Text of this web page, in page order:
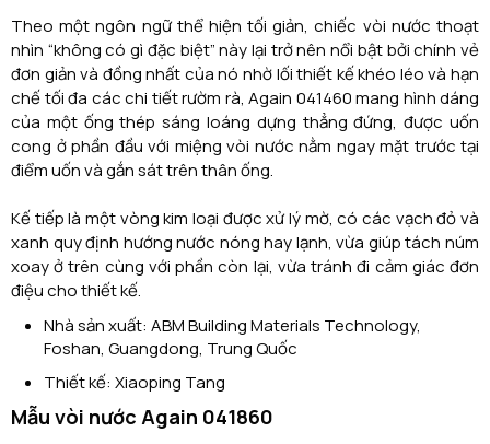
Theo một ngôn ngữ thể hiện tối giản, chiếc vòi nước thoạt
nhìn “không có gì đặc biệt” này lại trở nên nổi bật bởi chính vẻ
đơn giản và đồng nhất của nó nhờ lối thiết kế khéo léo và hạn
chế tối đa các chi tiết rườm rà, Again 041460 mang hình dáng
của một ống thép sáng loáng dựng thẳng đứng, được uốn
cong ở phần đầu với miệng vòi nước nằm ngay mặt trước tại
điểm uốn và gắn sát trên thân ống.
Kế tiếp là một vòng kim loại được xử lý mờ, có các vạch đỏ và
xanh quy định hướng nước nóng hay lạnh, vừa giúp tách núm
xoay ở trên cùng với phần còn lại, vừa tránh đi cảm giác đơn
điệu cho thiết kế.
Nhà sản xuất: ABM Building Materials Technology,
Foshan, Guangdong, Trung Quốc
Thiết kế: Xiaoping Tang
Mẫu vòi nước Again 041860